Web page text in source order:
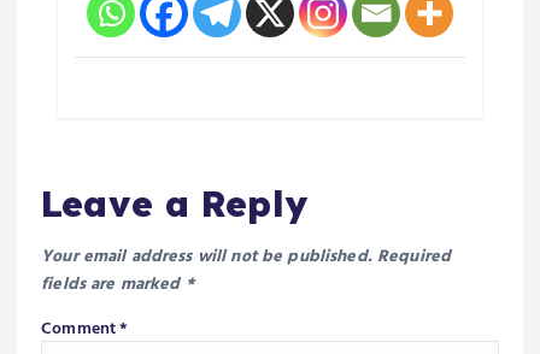
Leave a Reply
Your email address will not be published. Required
fields are marked *
Comment*